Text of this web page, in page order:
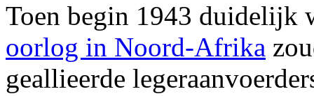
Toen begin 1943 duidelijk
oorlog in Noord-Afrika
geallieerde